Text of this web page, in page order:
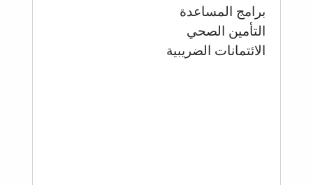
برامج المساعدة
التأمين الصحي
الائتمانات الضريبية